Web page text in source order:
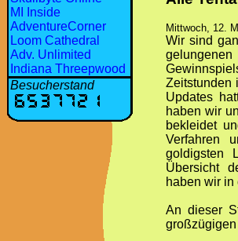
MI Inside
AdventureCorner
Loom Cathedral
Adv. Unlimited
Indiana Threepwood
Besucherstand
Mittwoch, 12.
Wir sind
Zeitstunden
Updates
haben wir
bekleidet
Verfahren
goldigsten
Übersicht
haben wir
An dieser